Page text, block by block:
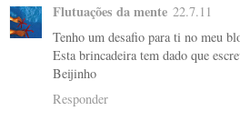
Flutuações da mente 22.7.11
Tenho um desafio para ti no meu
Esta brincadeira tem dado que
Beijinho
Responder